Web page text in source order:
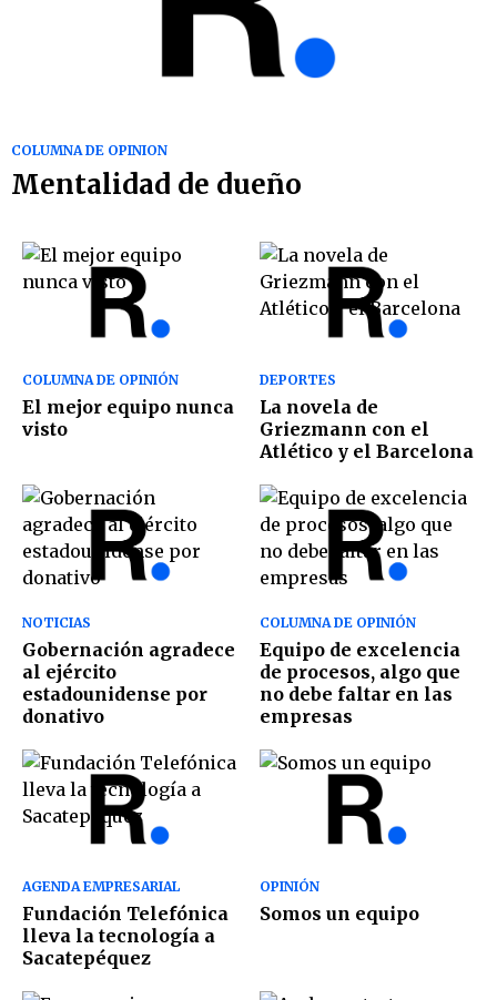
COLUMNA DE OPINION
Mentalidad de dueño
COLUMNA DE OPINIÓN
El mejor equipo nunca
visto
DEPORTES
La novela de
Griezmann con el
Atlético y el Barcelona
NOTICIAS
Gobernación agradece
al ejército
estadounidense por
donativo
COLUMNA DE OPINIÓN
Equipo de excelencia
de procesos, algo que
no debe faltar en las
empresas
AGENDA EMPRESARIAL
Fundación Telefónica
lleva la tecnología a
Sacatepéquez
OPINIÓN
Somos un equipo